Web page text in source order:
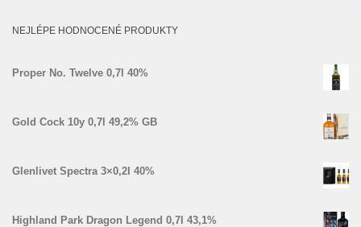
NEJLÉPE HODNOCENÉ PRODUKTY
Proper No. Twelve 0,7l 40%
Gold Cock 10y 0,7l 49,2% GB
Glenlivet Spectra 3×0,2l 40%
Highland Park Dragon Legend 0,7l 43,1%